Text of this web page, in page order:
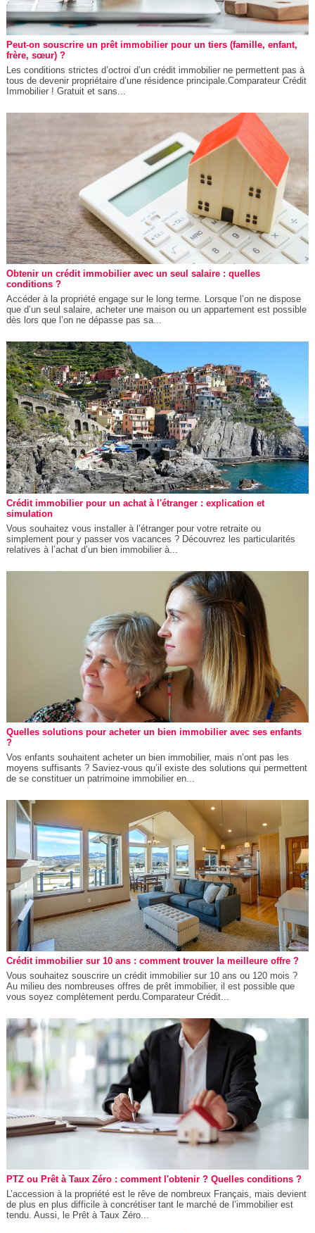
Peut-on souscrire un prêt immobilier pour un tiers (famille, enfant,
frère, sœur) ?
Les conditions strictes d’octroi d’un crédit immobilier ne permettent pas à
tous de devenir propriétaire d’une résidence principale.Comparateur Crédit
Immobilier ! Gratuit et sans...
Obtenir un crédit immobilier avec un seul salaire : quelles
conditions ?
Accéder à la propriété engage sur le long terme. Lorsque l’on ne dispose
que d’un seul salaire, acheter une maison ou un appartement est possible
dès lors que l’on ne dépasse pas sa...
Crédit immobilier pour un achat à l'étranger : explication et
simulation
Vous souhaitez vous installer à l’étranger pour votre retraite ou
simplement pour y passer vos vacances ? Découvrez les particularités
relatives à l’achat d’un bien immobilier à...
Quelles solutions pour acheter un bien immobilier avec ses enfants
?
Vos enfants souhaitent acheter un bien immobilier, mais n’ont pas les
moyens suffisants ? Saviez-vous qu’il existe des solutions qui permettent
de se constituer un patrimoine immobilier en...
Crédit immobilier sur 10 ans : comment trouver la meilleure offre ?
Vous souhaitez souscrire un crédit immobilier sur 10 ans ou 120 mois ?
Au milieu des nombreuses offres de prêt immobilier, il est possible que
vous soyez complètement perdu.Comparateur Crédit...
PTZ ou Prêt à Taux Zéro : comment l'obtenir ? Quelles conditions ?
L’accession à la propriété est le rêve de nombreux Français, mais devient
de plus en plus difficile à concrétiser tant le marché de l’immobilier est
tendu. Aussi, le Prêt à Taux Zéro...